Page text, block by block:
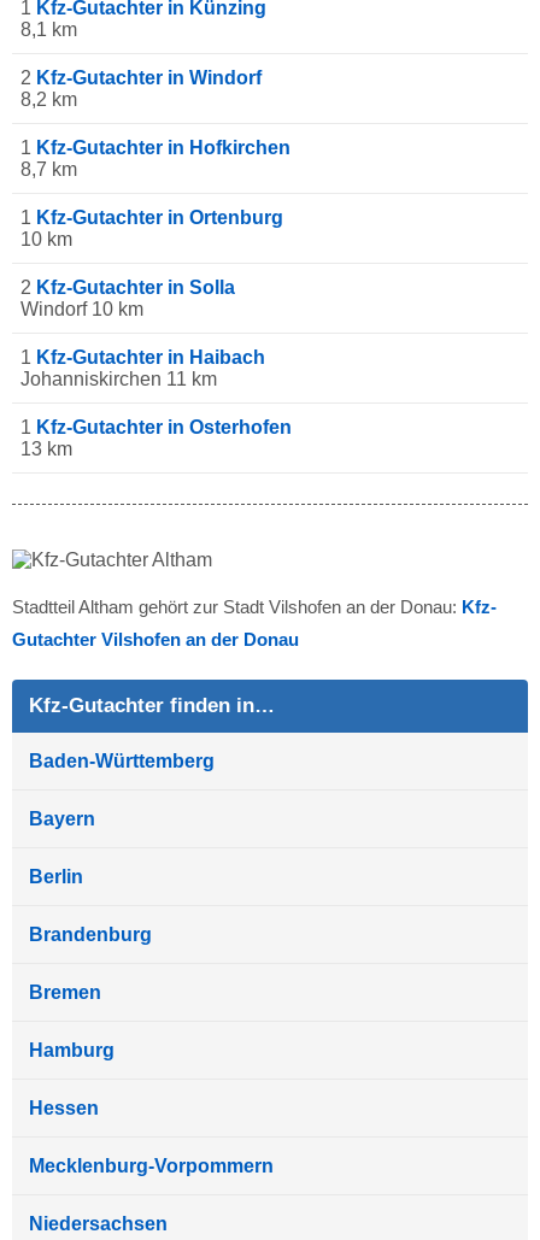
1 Kfz-Gutachter in Künzing
8,1 km
2 Kfz-Gutachter in Windorf
8,2 km
1 Kfz-Gutachter in Hofkirchen
8,7 km
1 Kfz-Gutachter in Ortenburg
10 km
2 Kfz-Gutachter in Solla
Windorf 10 km
1 Kfz-Gutachter in Haibach
Johanniskirchen 11 km
1 Kfz-Gutachter in Osterhofen
13 km
Stadtteil Altham gehört zur Stadt Vilshofen an der Donau: Kfz-
Gutachter Vilshofen an der Donau
Kfz-Gutachter finden in…
Baden-Württemberg
Bayern
Berlin
Brandenburg
Bremen
Hamburg
Hessen
Mecklenburg-Vorpommern
Niedersachsen